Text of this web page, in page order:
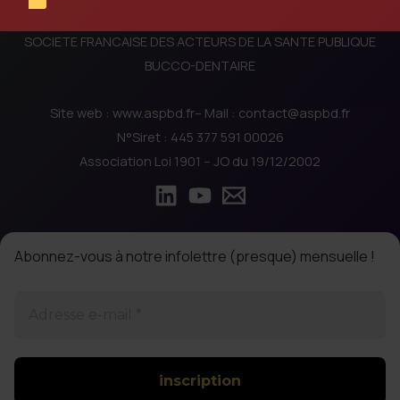
POUR
SOCIETE FRANCAISE DES ACTEURS DE LA SANTE PUBLIQUE
BUCCO-DENTAIRE
Site web : www.aspbd.fr– Mail : contact@aspbd.fr
N°Siret : 445 377 591 00026
Association Loi 1901 – JO du 19/12/2002
Abonnez-vous à notre infolettre (presque) mensuelle !
*